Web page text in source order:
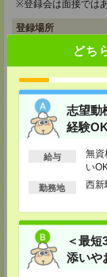
どち
志望動
経験
給与
無
い
以上
勤務地 西新
＜最短
添いや
※登録会は面接では
登録場所
メディカルケア
TEL：0120-802-274
MAIL：
担当：採用担当
メディカルケア
福岡県北九州市小
TEL：0120-802-274
MAIL：
担当：採用担当
メディカルケア
熊本県熊本市中央
TEL：0120-917-473
MAIL：
担当：採用担当